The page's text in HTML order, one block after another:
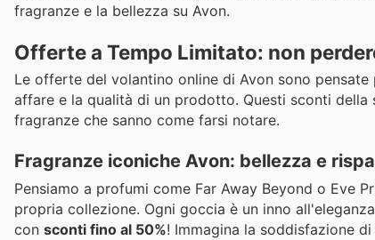
fragranze e la bellezza su Avon.
Offerte a Tempo Limitato: non
Le offerte del volantino online di Avon sono
affare e la qualità di un prodotto. Questi sconti della
fragranze che sanno come farsi notare.
Fragranze iconiche Avon: bellezza e
Pensiamo a profumi come Far Away Beyond o Eve
propria collezione. Ogni goccia è un inno
con sconti fino al 50%! Immagina la soddisfazione